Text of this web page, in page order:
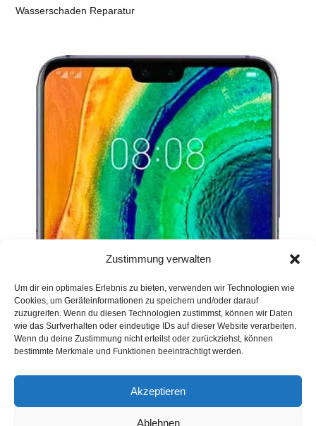
Zustimmung verwalten
Um dir ein optimales Erlebnis zu bieten, verwenden wir Technologien wie
Cookies, um Geräteinformationen zu speichern und/oder darauf
zuzugreifen. Wenn du diesen Technologien zustimmst, können wir Daten
wie das Surfverhalten oder eindeutige IDs auf dieser Website verarbeiten.
Wenn du deine Zustimmung nicht erteilst oder zurückziehst, können
bestimmte Merkmale und Funktionen beeinträchtigt werden.
Akzeptieren
Ablehnen
Wasserschaden Reparatur